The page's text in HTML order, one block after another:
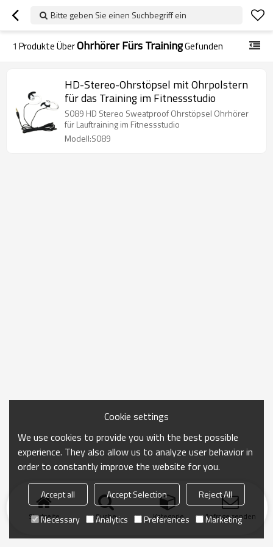
Bitte geben Sie einen Suchbegriff ein
1 Produkte ÜberOhrhörer Fürs TrainingGefunden
HD-Stereo-Ohrstöpsel mit Ohrpolstern
für das Training im Fitnessstudio
S089 HD Stereo Sweatproof Ohrstöpsel Ohrhörer
für Lauftraining im Fitnessstudio
Modell:S089
Startseite Suche Kategorie Anfrage senden
Cookie settings
We use cookies to provide you with the best possible
experience. They also allow us to analyze user behavior in
order to constantly improve the website for you.
Accept all Accept Selection
Reject All
Necessary
Analytics Preferences Marketing